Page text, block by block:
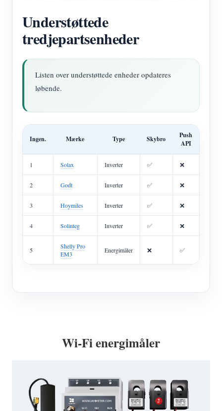
Understøttede
tredjepartsenheder
Listen over understøttede enheder opdateres
løbende.
Ingen. Mærke Type Skybro
Push
API
1 Solax Inverter ✅ ❌
2 Godt Inverter ✅ ❌
3 Hoymiles Inverter ✅ ❌
4 Solinteg Inverter ✅ ❌
5
Shelly Pro
EM3
Energimåler ❌ ✅
Wi-Fi energimåler